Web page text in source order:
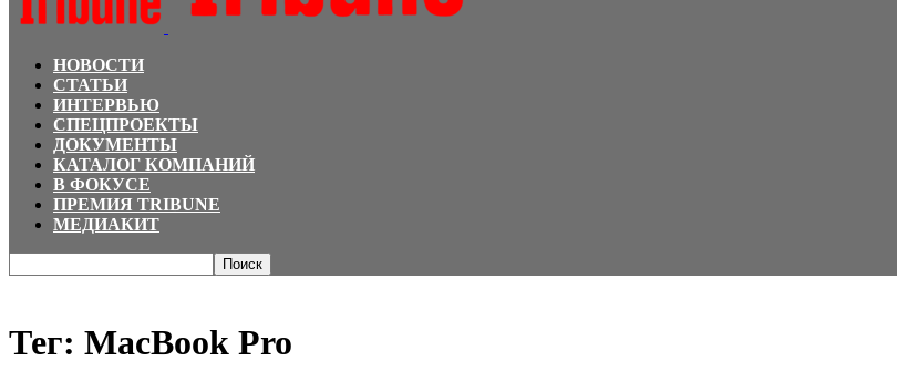
НОВОСТИ
СТАТЬИ
ИНТЕРВЬЮ
СПЕЦПРОЕКТЫ
ДОКУМЕНТЫ
КАТАЛОГ КОМПАНИЙ
В ФОКУСЕ
ПРЕМИЯ TRIBUNE
МЕДИАКИТ
Тег: MacBook Pro